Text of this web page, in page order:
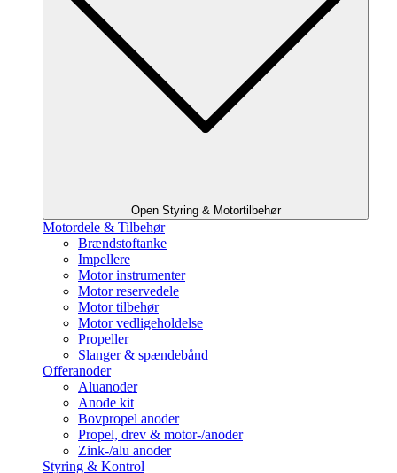
Open Styring & Motortilbehør
Motordele & Tilbehør
Brændstoftanke
Impellere
Motor instrumenter
Motor reservedele
Motor tilbehør
Motor vedligeholdelse
Propeller
Slanger & spændebånd
Offeranoder
Aluanoder
Anode kit
Bovpropel anoder
Propel, drev & motor-/anoder
Zink-/alu anoder
Styring & Kontrol